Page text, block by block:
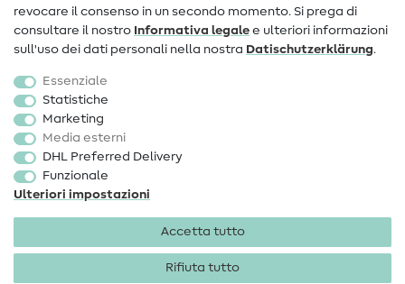
Popolare
Accessori cucito
Sale
revocare il consenso in un secondo momento. Si prega di
consultare il nostro Informativa legale e ulteriori informazioni
sull'uso dei dati personali nella nostra Dati­schutz­erklärung.
Essenziale
Statistiche
Marketing
Media esterni
DHL Preferred Delivery
Funzionale
Ulteriori impostazioni
Accetta tutto
Rifiuta tutto
Informazioni legali Privacy
Condizioni generali